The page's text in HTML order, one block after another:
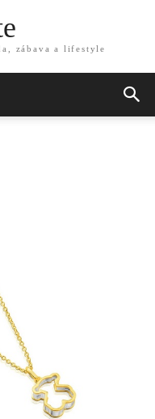
zábava a lifestyle